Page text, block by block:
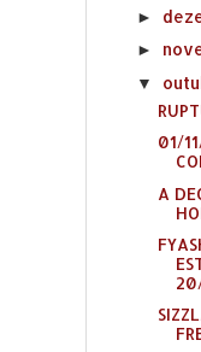
►
►
▼
01/
A